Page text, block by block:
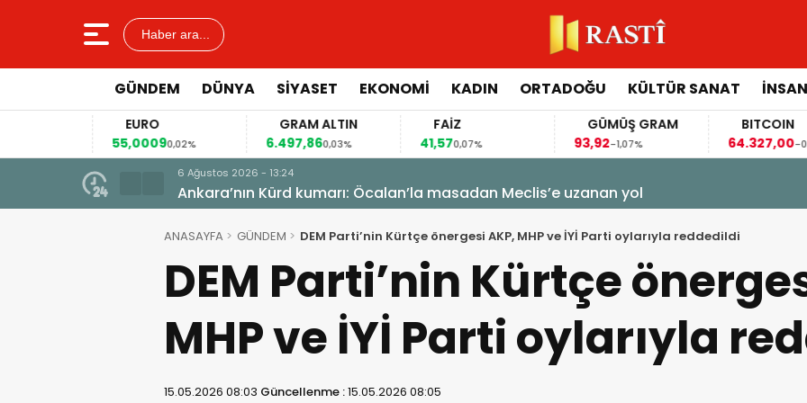
Haber ara...
GÜNDEM DÜNYA SİYASET EKONOMİ KADIN ORTADOĞU KÜLTÜR SANAT
EURO
55,00090,02%
GRAM ALTIN
6.497,860,03%
41,570,07%
GÜMÜŞ GRAM
93,92-1,07%
BITCOIN
64.327,00-0,71%
6 Ağustos 2026 - 13:24
Ankara’nın Kürd kumarı: Öcalan’la masadan Meclis’e uzanan yol
ANASAYFA GÜNDEM DEM Parti’nin Kürtçe önergesi AKP, MHP ve İYİ Parti oylarıyla reddedildi
DEM Parti’nin Kürtçe
MHP ve İYİ Parti oylarıyla
15.05.2026 08:03 Güncellenme :15.05.2026 08:05